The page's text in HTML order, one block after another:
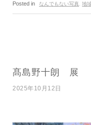
Posted in なんでもない写真 地域
髙島野十朗 展
2025年10月12日